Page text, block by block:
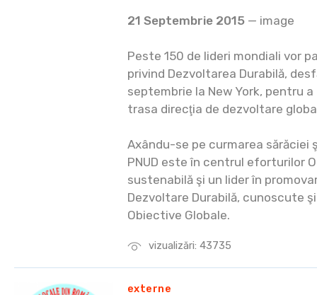
vizualizări: 43735
21 Septembrie 2015 — image
Peste 150 de lideri mondiali vor
privind Dezvoltarea Durabilă,
septembrie la New York, pentru
trasa direcţia de dezvoltare
Axându-se pe curmarea sărăciei
PNUD este în centrul eforturilor
sustenabilă şi un lider în
Dezvoltare Durabilă, cunoscute
Obiective Globale.
externe